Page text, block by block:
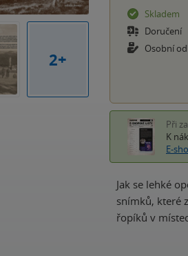
2+
Skladem
Doručení
Osobní
Při
K
E-
Jak se lehké
snímků, které
řopíků v